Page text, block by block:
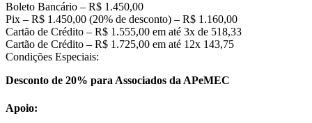
Boleto Bancário – R$ 1.450,00
Pix – R$ 1.450,00 (20% de desconto) – R$ 1.160,00
Cartão de Crédito – R$ 1.555,00 em até 3x de 518,33
Cartão de Crédito – R$ 1.725,00 em até 12x 143,75
Condições Especiais:
Desconto de 20% para Associados da APeMEC
Apoio: